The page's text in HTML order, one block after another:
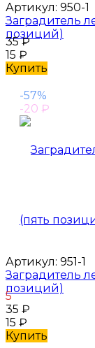
Артикул: 950-1
Заградитель
позиций)
35₽
15 ₽
Купить
-57%
-20 ₽
Артикул: 951-1
Заградитель
позиций)
5
35 ₽
15 ₽
Купить